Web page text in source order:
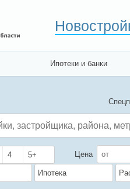
Ипотеки и банки
4 5+ Цена
Ипотека